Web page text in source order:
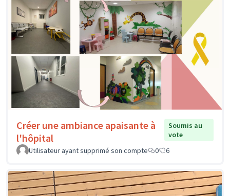
Créer une ambiance apaisante à
l'hôpital
Soumis au
vote
Utilisateur ayant supprimé son compte
0 6